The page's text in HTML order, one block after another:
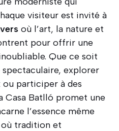
visiteur est invité à
où l’art, la nature et
pour offrir une
Que ce soit
spectaculaire, explorer
participer à des
Casa Batlló promet une
l’essence même
tradition et